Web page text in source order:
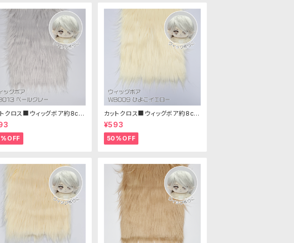
クロス■ウィッグボア約8cm
ルグレー)WB013 ボア生地
× 45cm
カットクロス■ウィッグボア約8cm
(ひよこイエロー)WB009ボア生
地 25cm × 45cm
¥593
50%OFF